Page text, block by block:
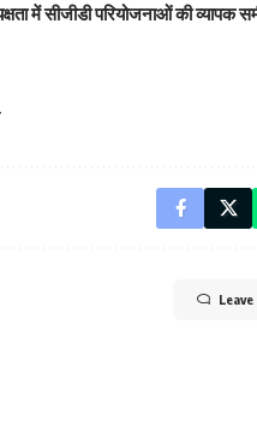
में सीजीडी परियोजनाओं की व्यापक
Leave